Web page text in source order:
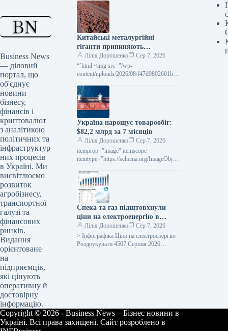
Business News
— діловий
портал, що
об'єднує
новини
бізнесу,
фінансів і
криптовалют
з аналітикою
політичних та
інфраструктур
них процесів
в Україні. Ми
висвітлюємо
розвиток
агробізнесу,
транспортної
галузі та
фінансових
ринків.
Видання
орієнтоване
на
підприємців,
які цінують
оперативну й
достовірну
інформацію.
Китайські металургійні
гіганти припиняють
переговори з Rio Tinto за
наказом відомства
Лілія Дорошенко
Сер 7, 2026
“`html <img src="/wp-
content/uploads/2026/08/f47d9802601b98
height="630" class="attachment-full size-
full wp-post-image" alt="Фото –
Китайська CMRG наказала
меткомбінатам припинити перемовини
з Rio Tinto
Україна нарощує товарообіг:
$82,2 млрд за 7 місяців
Лілія Дорошенко
Сер 7, 2026
itemprop=”image” itemscope
itemtype=”https://schema.org/ImageObject
Морська торгівля Новини Держава
товарообіг Роздрукувати 116 07
Спека та газ підштовхнули
ціни на електроенергію в
Європі до зростання у липні
Лілія Дорошенко
Сер 7, 2026
> Інфографіка Ціни на електроенергію
Роздрукувати 4507 Серпня 2026
Copyright © 2026 - Business News – Бізнес новини в
Україні. Всі права захищені. Сайт розроблено в